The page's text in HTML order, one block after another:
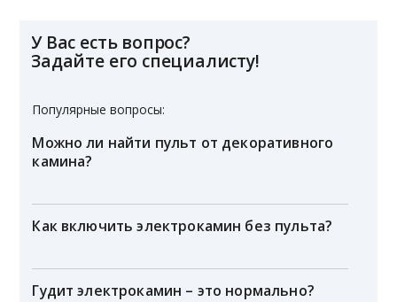
У Вас есть вопрос?
Задайте его специалисту!
Популярные вопросы:
Можно ли найти пульт от декоративного
камина?
Как включить электрокамин без пульта?
Гудит электрокамин – это нормально?